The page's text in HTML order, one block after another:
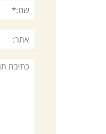
שם:*
אתר:
תגובה